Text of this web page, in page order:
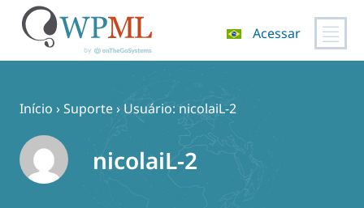
Acessar
Início ›Suporte› Usuário: nicolaiL-2
nicolaiL-2